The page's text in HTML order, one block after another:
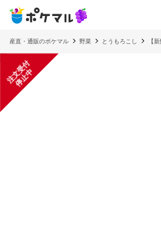
産直・通販のポケマル 野菜 とうもろこし 【
注
文
受
付
停
止
中